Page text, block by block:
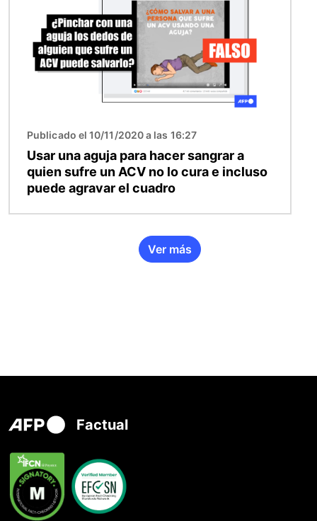
Publicado el 10/11/2020 a las 16:27
Usar una aguja para hacer sangrar a
quien sufre un ACV no lo cura e incluso
puede agravar el cuadro
Ver más
Factual